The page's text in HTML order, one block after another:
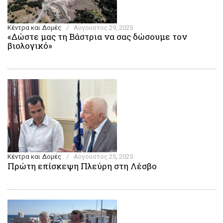
Κέντρα και Δομές / Αύγουστος 29, 2025
«Δώστε μας τη Βάστρια να σας δώσουμε τον
βιολογικό»
Κέντρα και Δομές / Αύγουστος 25, 2025
Πρώτη επίσκεψη Πλεύρη στη Λέσβο